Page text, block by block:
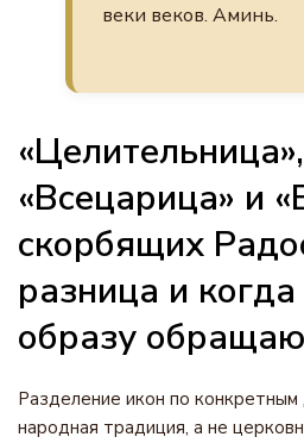
веки веков. Аминь.
«Целительница»,
«Всецарица» и
скорбящих
разница и
образу
Разделение икон по
народная традиция, а не